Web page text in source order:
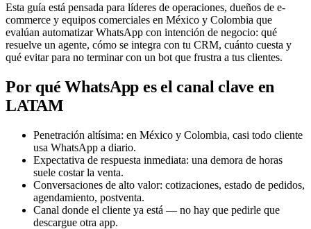
Esta guía está pensada para líderes de operaciones, dueños de e-
commerce y equipos comerciales en México y Colombia que
evalúan automatizar WhatsApp con intención de negocio: qué
resuelve un agente, cómo se integra con tu CRM, cuánto cuesta y
qué evitar para no terminar con un bot que frustra a tus clientes.
Por qué WhatsApp es el canal clave en
LATAM
Penetración altísima: en México y Colombia, casi todo cliente
usa WhatsApp a diario.
Expectativa de respuesta inmediata: una demora de horas
suele costar la venta.
Conversaciones de alto valor: cotizaciones, estado de pedidos,
agendamiento, postventa.
Canal donde el cliente ya está — no hay que pedirle que
descargue otra app.